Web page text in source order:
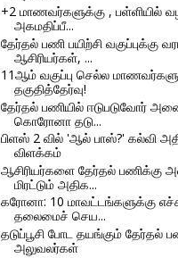
+2 மாணவர்களுக்கு , பள்ளியில்
அகமதிப்பீ...
தேர்தல் பணி பயிற்சி வகுப்புக்கு
ஆசிரியர்கள், ...
11ஆம் வகுப்பு செல்ல
தகுதித்தேர்வு!
தேர்தல் பணியில் ஈடுபடுவோர்
கொரோனா தடு...
பிளஸ் 2 வில் 'ஆல் பாஸ்?' கல்வி
விளக்கம்
ஆசிரியர்களை தேர்தல் பணிக்கு
மிரட்டும் அதிக...
கரோனா: 10 மாவட்டங்களுக்கு
தலைமைச் செய...
தடுப்பூசி போட தயங்கும் தேர்தல்
அலுவலர்கள்